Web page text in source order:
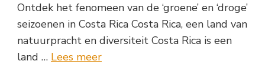
Ontdek het fenomeen van de ‘groene’ en ‘droge’
seizoenen in Costa Rica Costa Rica, een land van
natuurpracht en diversiteit Costa Rica is een
land … Lees meer